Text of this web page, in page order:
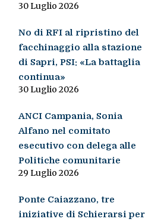
30 Luglio 2026
No di RFI al ripristino del
facchinaggio alla stazione
di Sapri, PSI: «La battaglia
continua»
30 Luglio 2026
ANCI Campania, Sonia
Alfano nel comitato
esecutivo con delega alle
Politiche comunitarie
29 Luglio 2026
Ponte Caiazzano, tre
iniziative di Schierarsi per